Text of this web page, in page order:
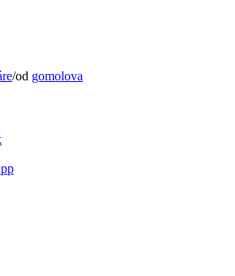
/od gomolova